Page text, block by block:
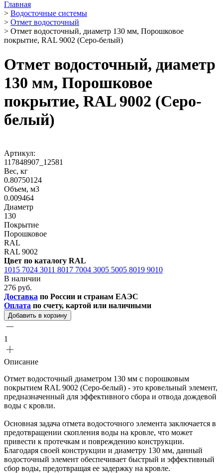
Главная
> Водосточные системы
> Отмет водосточный
> Отмет водосточный, диаметр 130 мм, Порошковое
покрытие, RAL 9002 (Серо-белый)
Отмет водосточный, диаметр
130 мм, Порошковое
покрытие, RAL 9002 (Серо-
белый)
Артикул:
117848907_12581
Вес, кг
0.80750124
Объем, м3
0.009464
Диаметр
130
Покрытие
Порошковое
RAL
RAL 9002
Цвет по каталогу RAL
1015 7024 3011 8017 7004 3005 5005 8019 9010
В наличии
276 руб.
Доставка по России и странам ЕАЭС
Оплата по счету, картой или наличными
Добавить в корзину
1
Описание
Отмет водосточный диаметром 130 мм с порошковым
покрытием RAL 9002 (Серо-белый) - это кровельный элемент,
предназначенный для эффективного сбора и отвода дождевой
воды с кровли.
Основная задача отмета водосточного элемента заключается в
предотвращении скопления воды на кровле, что может
привести к протечкам и повреждению конструкции.
Благодаря своей конструкции и диаметру 130 мм, данный
водосточный элемент обеспечивает быстрый и эффективный
сбор воды, предотвращая ее задержку на кровле.